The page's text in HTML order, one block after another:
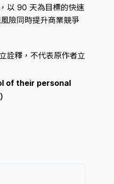
以 90 天為目標的快速
險同時提升商業競爭
詮釋，不代表原作者立
of their personal